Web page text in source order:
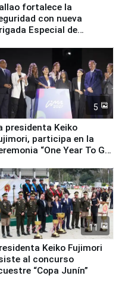
fortalece la
con nueva
Especial de
para
5
presidenta Keiko
participa en la
“One Year To Go
11
Keiko Fujimori
al concurso
“Copa Junín”